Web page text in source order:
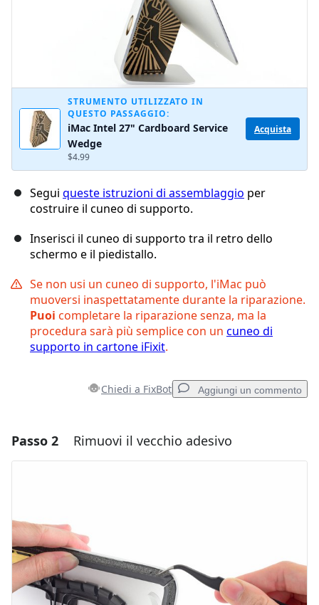
STRUMENTO UTILIZZATO IN
QUESTO PASSAGGIO:
iMac Intel 27" Cardboard Service
Wedge
$4.99
Acquista
Segui queste istruzioni di assemblaggio per
costruire il cuneo di supporto.
Inserisci il cuneo di supporto tra il retro dello
schermo e il piedistallo.
Se non usi un cuneo di supporto, l'iMac può
muoversi inaspettatamente durante la riparazione.
Puoi completare la riparazione senza, ma la
procedura sarà più semplice con un cuneo di
supporto in cartone iFixit.
Chiedi a FixBot Aggiungi un commento
Aggiungi un commento
Passo 2 Rimuovi il vecchio adesivo